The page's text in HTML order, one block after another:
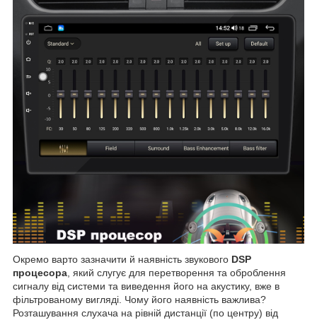
Окремо варто зазначити й наявність звукового DSP
процесора, який слугує для перетворення та оброблення
сигналу від системи та виведення його на акустику, вже в
фільтрованому вигляді. Чому його наявність важлива?
Розташування слухача на рівній дистанції (по центру) від